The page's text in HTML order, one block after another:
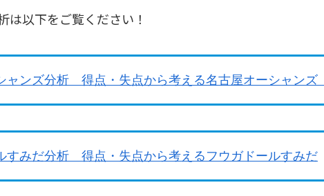
は以下をご覧ください！
ンズ分析 得点・失点から考える名古屋オーシャンズ
みだ分析 得点・失点から考えるフウガドールすみだ